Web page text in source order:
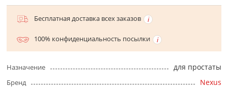
Бесплатная доставка всех заказов
100% конфиденциальность посылки
Назначение для простаты
Бренд Nexus